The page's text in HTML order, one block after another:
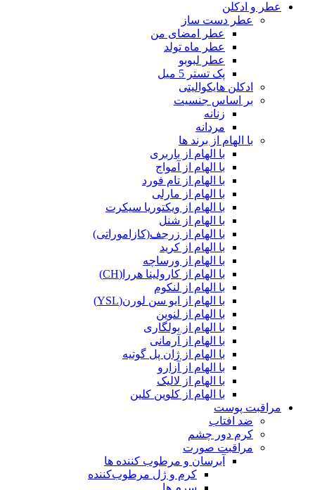
عطر و ادکلن
عطر دست ساز
عطر امضای من
عطر ماه تولد
عطر لبوبو
پک تستر 5 میل
ادکلن هایکوالیتی
بر اساس جنسیت
زنانه
مردانه
با الهام از برند ها
با الهام از باربری
با الهام از آمواج
با الهام از تام فورد
با الهام از مارلی
با الهام از ویکتوریا سیکرت
با الهام از شنل
با الهام از زرجف(کازاموراتی)
با الهام از کرید
با الهام از ورساچه
با الهام از کارولینا هررا(CH)
با الهام از لنکوم
با الهام از ایو سن لورن(YSL)
با الهام از لنوین
با الهام از بولگاری
با الهام از آرمانی
با الهام از ژان پل گوتیه
با الهام از آزارو
با الهام از لالیک
با الهام از کلوین کلین
مراقبت پوست
ضد افتاب
کرم دور چشم
مراقبت صورت
آبرسان و مرطوب کننده ها
کرم و ژل مرطوب‌کننده